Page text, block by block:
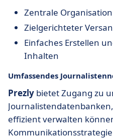
Zentrale
Zielgerichteter
Einfaches Erstellen
Inhalten
Umfassendes
Prezly bietet Zugang zu
effizient verwalten